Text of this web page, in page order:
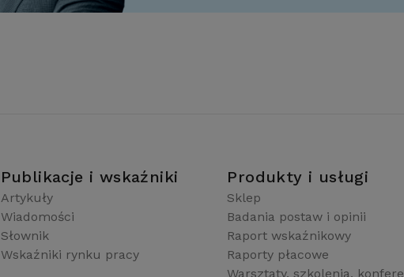
Publikacje i wskaźniki
Artykuły
Wiadomości
Słownik
Wskaźniki rynku pracy
Produkty i usługi
Sklep
Badania postaw i opinii
Raport wskaźnikowy
Raporty płacowe
Warsztaty, szkolenia,